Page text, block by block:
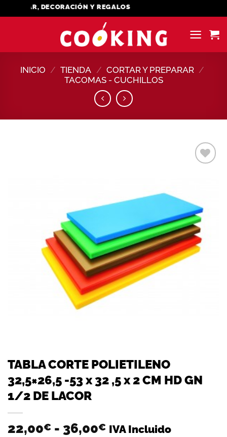
al
DECORACIÓN Y REGALOS
INICIO / TIENDA / CORTAR Y PREPARAR /
TACOMAS - CUCHILLOS
deseos
TABLA CORTE POLIETILENO
32,5×26,5 -53 x 32 ,5 x 2 CM HD GN
1/2 DE LACOR
22,00€ - 36,00€Rango
IVA Incluido